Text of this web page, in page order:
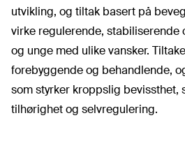
utvikling, og tiltak basert på
virke regulerende, stabiliserende
og unge med ulike vansker.
forebyggende og behandlende,
som styrker kroppslig bevissthet,
tilhørighet og selvregulering.